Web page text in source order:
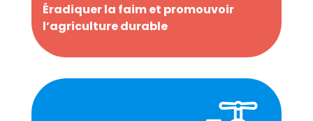
Éradiquer la faim et promouvoir
l’agriculture durable